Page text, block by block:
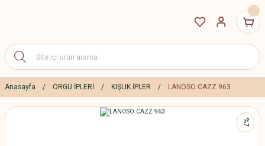
Anasayfa ÖRGÜ İPLERİ KIŞLIK İPLER LANOSO CAZZ 963
%7